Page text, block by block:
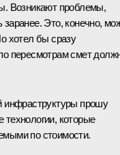
Возникают проблемы,
Это, конечно,
хотел бы сразу
пересмотрам смет
инфраструктуры прошу
которые
по стоимости.